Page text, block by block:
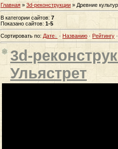
Главная » 3d-реконструкции » Древние
В категории сайтов: 7
Показано сайтов: 1-5
Сортировать по: Дате · Названию · Рейтингу
3d-
Ульястрет